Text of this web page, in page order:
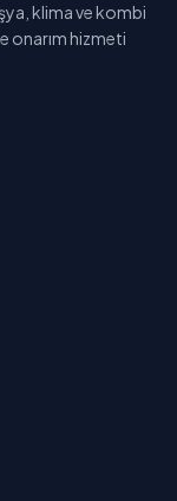
klima ve kombi
onarım hizmeti